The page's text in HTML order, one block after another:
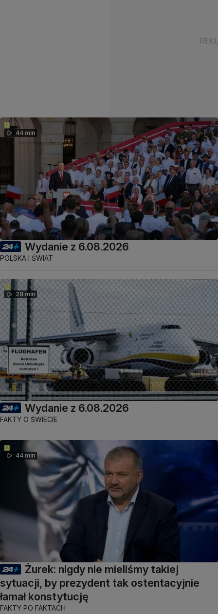
44 min
Wydanie z 6.08.2026
POLSKA I ŚWIAT
28 min
Wydanie z 6.08.2026
FAKTY O ŚWIECIE
44 min
Żurek: nigdy nie mieliśmy takiej
sytuacji, by prezydent tak ostentacyjnie
łamał konstytucję
FAKTY PO FAKTACH